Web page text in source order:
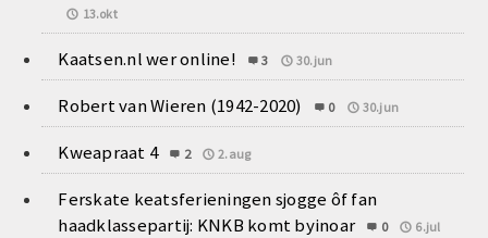
13.okt
Kaatsen.nl wer online! 3 30.jun
Robert van Wieren (1942-2020) 0 30.jun
Kweapraat 4 2 2.aug
Ferskate keatsferieningen sjogge ôf fan
haadklassepartij: KNKB komt byinoar
0 6.jul